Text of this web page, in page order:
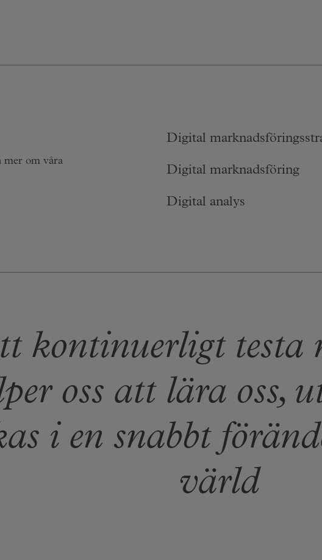
mer om våra
Digital
Digital marknadsföring
Digital analys
kontinuerligt testa
oss att lära oss,
i en snabbt
värld